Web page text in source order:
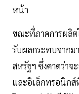
หน้า
ขณะที่ภาคการผลิ
รับผลกระทบจากม
สหรัฐฯ ซึ่งคาดว่า
และอิเล็กทรอนิก